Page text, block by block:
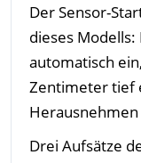
Der Sensor-
dieses Modells:
automatisch
Zentimeter tief
Drei Aufsätze